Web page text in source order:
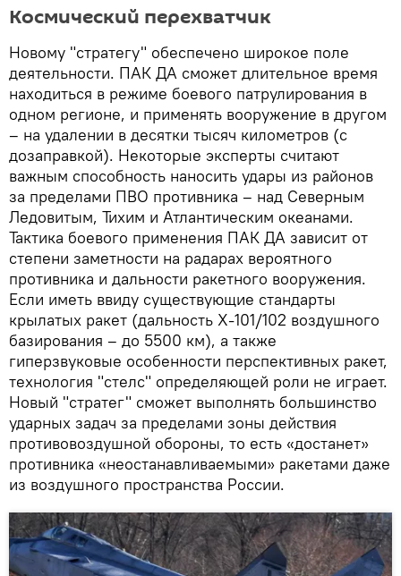
Космический перехватчик
Новому "стратегу" обеспечено широкое поле
деятельности. ПАК ДА сможет длительное время
находиться в режиме боевого патрулирования в
одном регионе, и применять вооружение в другом
– на удалении в десятки тысяч километров (с
дозаправкой). Некоторые эксперты считают
важным способность наносить удары из районов
за пределами ПВО противника – над Северным
Ледовитым, Тихим и Атлантическим океанами.
Тактика боевого применения ПАК ДА зависит от
степени заметности на радарах вероятного
противника и дальности ракетного вооружения.
Если иметь ввиду существующие стандарты
крылатых ракет (дальность Х-101/102 воздушного
базирования – до 5500 км), а также
гиперзвуковые особенности перспективных ракет,
технология "стелс" определяющей роли не играет.
Новый "стратег" сможет выполнять большинство
ударных задач за пределами зоны действия
противовоздушной обороны, то есть «достанет»
противника «неостанавливаемыми» ракетами даже
из воздушного пространства России.